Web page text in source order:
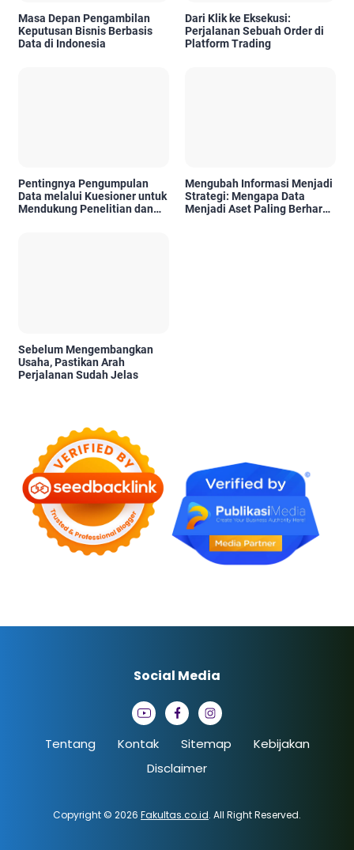
Masa Depan Pengambilan
Keputusan Bisnis Berbasis
Data di Indonesia
Dari Klik ke Eksekusi:
Perjalanan Sebuah Order di
Platform Trading
Pentingnya Pengumpulan
Data melalui Kuesioner untuk
Mendukung Penelitian dan
Mengubah Informasi Menjadi
Strategi: Mengapa Data
Menjadi Aset Paling Berharga
Sebelum Mengembangkan
Usaha, Pastikan Arah
Perjalanan Sudah Jelas
Tentang Kontak Sitemap
Kebijakan
Disclaimer
Copyright © 2026 Fakultas.co.id. All Right Reserved.
Social Media